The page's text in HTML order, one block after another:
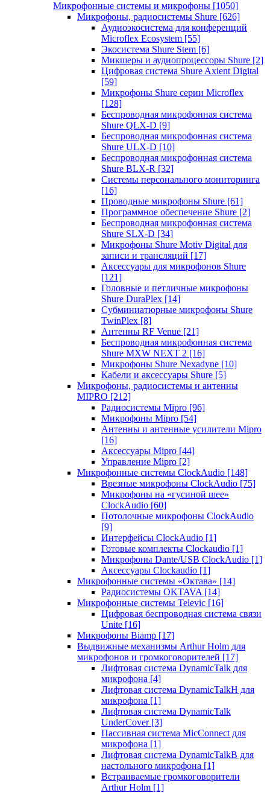
Микрофонные системы и микрофоны [1050]
Микрофоны, радиосистемы Shure [626]
Аудиоэкосистема для конференций
Microflex Ecosystem [55]
Экосистема Shure Stem [6]
Микшеры и аудиопроцессоры Shure [2]
Цифровая система Shure Axient Digital
[59]
Микрофоны Shure серии Microflex
[128]
Беспроводная микрофонная система
Shure QLX-D [9]
Беспроводная микрофонная система
Shure ULX-D [10]
Беспроводная микрофонная система
Shure BLX-R [32]
Системы персонального мониторинга
[16]
Проводные микрофоны Shure [61]
Программное обеспечение Shure [2]
Беспроводная микрофонная система
Shure SLX-D [34]
Микрофоны Shure Motiv Digital для
записи и трансляций [17]
Аксессуары для микрофонов Shure
[121]
Головные и петличные микрофоны
Shure DuraPlex [14]
Субминиатюрные микрофоны Shure
TwinPlex [8]
Антенны RF Venue [21]
Беспроводная микрофонная система
Shure MXW NEXT 2 [16]
Микрофоны Shure Nexadyne [10]
Кабели и аксессуары Shure [5]
Микрофоны, радиосистемы и антенны
MIPRO [212]
Радиосистемы Mipro [96]
Микрофоны Mipro [54]
Антенны и антенные усилители Mipro
[16]
Аксессуары Mipro [44]
Управление Mipro [2]
Микрофонные системы ClockAudio [148]
Врезные микрофоны ClockAudio [75]
Микрофоны на «гусиной шее»
ClockAudio [60]
Потолочные микрофоны ClockAudio
[9]
Интерфейсы ClockAudio [1]
Готовые комплекты Clockaudio [1]
Микрофоны Dante/USB ClockAudio [1]
Аксессуары Clockaudio [1]
Микрофонные системы «Октава» [14]
Радиосистемы OKTAVA [14]
Микрофонные системы Televic [16]
Цифровая беспроводная система связи
Unite [16]
Микрофоны Biamp [17]
Выдвижные механизмы Arthur Holm для
микрофонов и громкоговорителей [17]
Лифтовая система DynamicTalk для
микрофона [4]
Лифтовая система DynamicTalkH для
микрофона [1]
Лифтовая система DynamicTalk
UnderCover [3]
Пассивная система MicConnect для
микрофона [1]
Лифтовая система DynamicTalkB для
настольного микрофона [1]
Встраиваемые громкоговорители
Arthur Holm [1]